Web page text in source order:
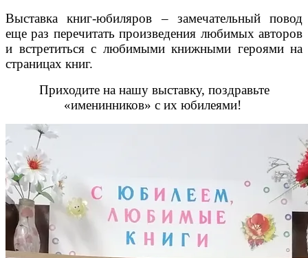
Выставка книг-юбиляров – замечательный повод
еще раз перечитать произведения любимых авторов
и встретиться с любимыми книжными героями на
страницах книг.
Приходите на нашу выставку, поздравьте
«именинников» с их юбилеями!